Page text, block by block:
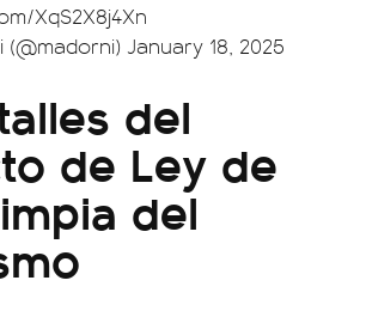
XqS2X8j4Xn
(@madorni) January 18, 2025
del
de Ley de
del